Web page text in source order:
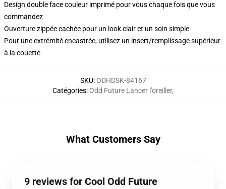
Design double face couleur imprimé pour vous chaque fois que vous
commandez
Ouverture zippée cachée pour un look clair et un soin simple
Pour une extrémité encastrée, utilisez un insert/remplissage supérieur
à la couette
SKU:ODHDSK-84167
Catégories:Odd Future Lancer l'oreiller,
What Customers Say
9 reviews for Cool Odd Future